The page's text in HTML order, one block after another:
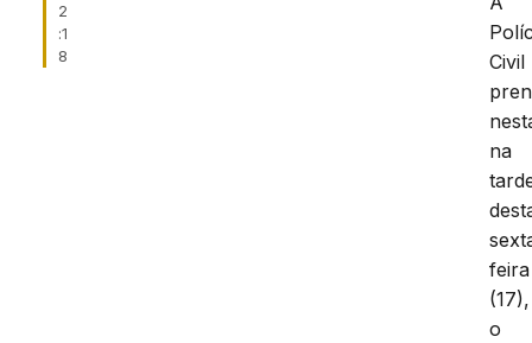
2
:1
8
Civil
na
feira
(17),
o